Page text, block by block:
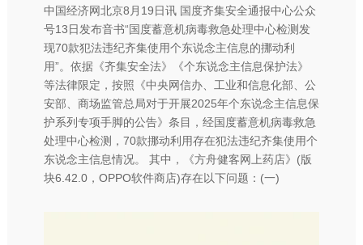
中国经济网北京8月19日讯 国度齐集安全通报中心公众
号13日发布音书“国度蓄意机病毒救急处理中心检测发
现70款犯法违纪齐集使用个东说念主信息的挪动利
用”。依据《齐集安全法》《个东说念主信息保护法》
等法律限定，按照《中央网信办、工业和信息化部、公
安部、商场监管总局对于开展2025年个东说念主信息保
护系列专项手脚的公告》条目，经国度蓄意机病毒救急
处理中心检测，70款挪动利用存在犯法违纪齐集使用个
东说念主信息情况。 其中，《方舟健客网上药店》(版
块6.42.0，OPPO软件商店)存在以下问题：(一)